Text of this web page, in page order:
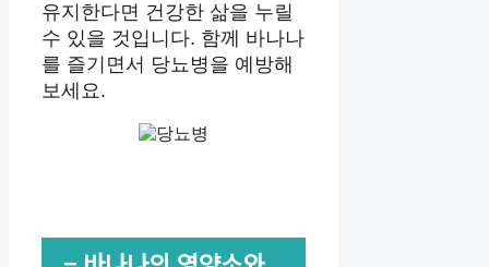
유지한다면 건강한 삶을 누릴
수 있을 것입니다. 함께 바나나
를 즐기면서 당뇨병을 예방해
보세요.